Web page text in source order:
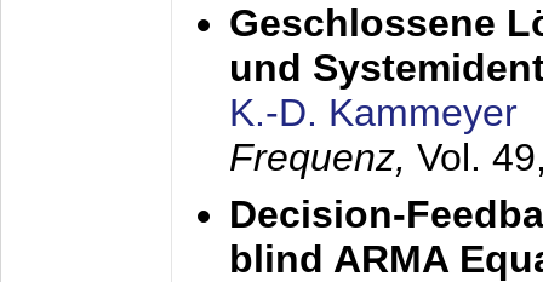
Geschlossene
und
K.-D. Kammeyer
Frequenz, Vol.
Decision-
blind ARMA